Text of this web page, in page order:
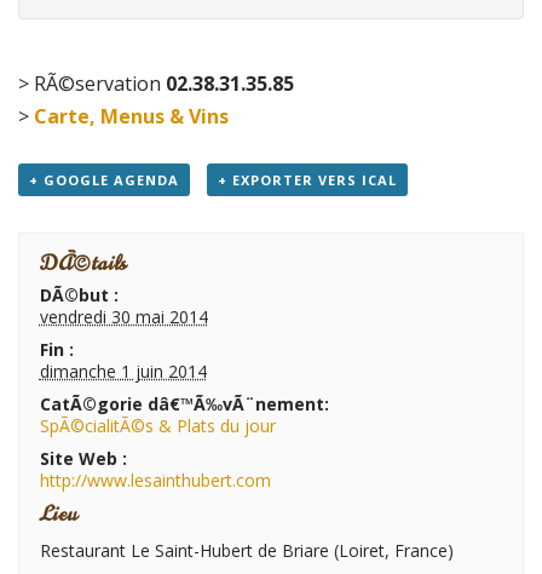
> RÃ©servation 02.38.31.35.85
> Carte, Menus & Vins
+ GOOGLE AGENDA + EXPORTER VERS ICAL
DÃ©tails
DÃ©but :
vendredi 30 mai 2014
Fin :
dimanche 1 juin 2014
CatÃ©gorie dâ€™Ã‰vÃ¨nement:
SpÃ©cialitÃ©s & Plats du jour
Site Web :
http://www.lesainthubert.com
Lieu
Restaurant Le Saint-Hubert de Briare (Loiret, France)